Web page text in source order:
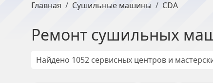
Главная Сушильные машины CDA
Ремонт сушильных
Найдено 1052 сервисных центров и